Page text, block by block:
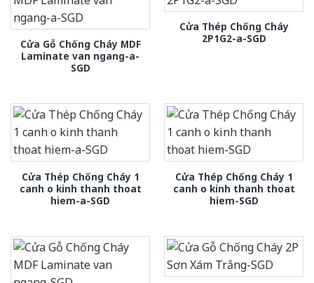
Cửa Gỗ Chống Cháy MDF
Laminate van ngang-a-
SGD
Cửa Thép Chống Cháy
2P1G2-a-SGD
Cửa Thép Chống Cháy 1
canh o kinh thanh thoat
hiem-a-SGD
Cửa Thép Chống Cháy 1
canh o kinh thanh thoat
hiem-SGD